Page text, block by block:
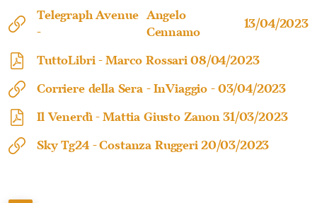
Telegraph Avenue
-
Angelo
Cennamo
13/04/2023
TuttoLibri - Marco Rossari 08/04/2023
Corriere della Sera - InViaggio - 03/04/2023
Il Venerdì - Mattia Giusto Zanon 31/03/2023
Sky Tg24 - Costanza Ruggeri 20/03/2023